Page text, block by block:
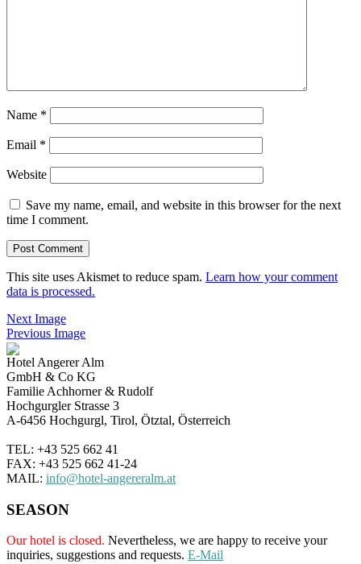
Name *
Email *
Website
Save my name, email, and website in this browser for the next
time I comment.
This site uses Akismet to reduce spam. Learn how your comment
data is processed.
Next Image
Previous Image
Hotel Angerer Alm
GmbH & Co KG
Familie Achhorner & Rudolf
Hochgurgler Strasse 3
A-6456 Hochgurgl, Tirol, Ötztal, Österreich
TEL: +43 525 662 41
FAX: +43 525 662 41-24
MAIL: info@hotel-angereralm.at
SEASON
Our hotel is closed. Nevertheless, we are happy to receive your
inquiries, suggestions and requests. E-Mail